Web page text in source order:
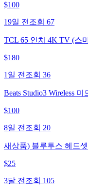
$100
19일 전 조회 67
TCL 65 인치 4K TV (스
$180
1일 전 조회 36
Beats Studio3 Wireless
$100
8일 전 조회 20
새상품) 블루투스 헤드
$25
3달 전 조회 105